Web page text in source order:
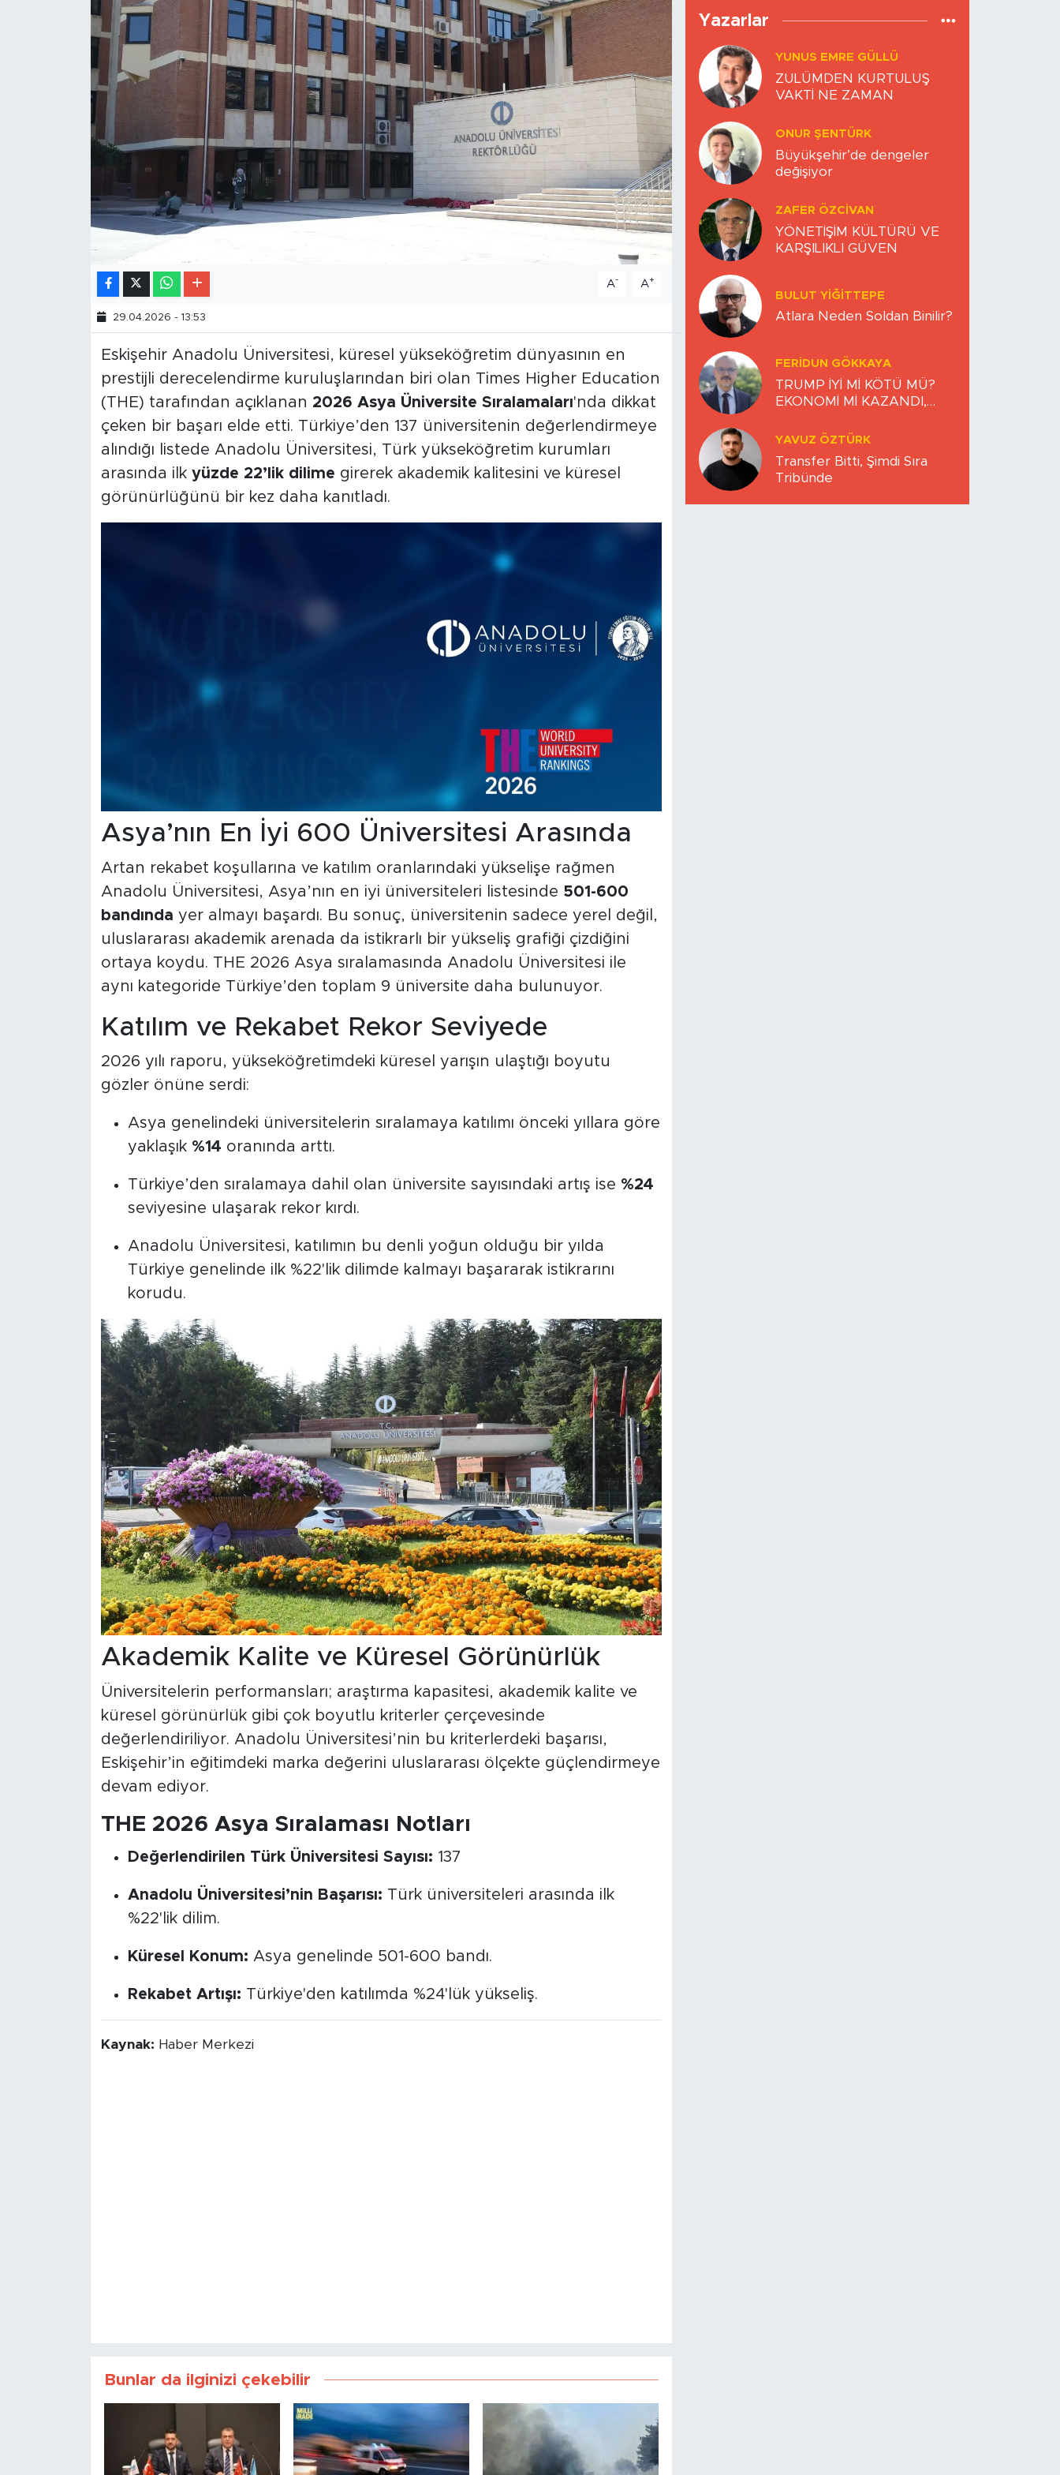
A- A+
29.04.2026 - 13:53
Eskişehir Anadolu Üniversitesi, küresel yükseköğretim dünyasının en
prestijli derecelendirme kuruluşlarından biri olan Times Higher Education
(THE) tarafından açıklanan 2026 Asya Üniversite Sıralamaları'nda dikkat
çeken bir başarı elde etti. Türkiye’den 137 üniversitenin değerlendirmeye
alındığı listede Anadolu Üniversitesi, Türk yükseköğretim kurumları
arasında ilk yüzde 22’lik dilime girerek akademik kalitesini ve küresel
görünürlüğünü bir kez daha kanıtladı.
Asya’nın En İyi 600 Üniversitesi Arasında
Artan rekabet koşullarına ve katılım oranlarındaki yükselişe rağmen
Anadolu Üniversitesi, Asya’nın en iyi üniversiteleri listesinde 501-600
bandında yer almayı başardı. Bu sonuç, üniversitenin sadece yerel değil,
uluslararası akademik arenada da istikrarlı bir yükseliş grafiği çizdiğini
ortaya koydu. THE 2026 Asya sıralamasında Anadolu Üniversitesi ile
aynı kategoride Türkiye’den toplam 9 üniversite daha bulunuyor.
Katılım ve Rekabet Rekor Seviyede
2026 yılı raporu, yükseköğretimdeki küresel yarışın ulaştığı boyutu
gözler önüne serdi:
Asya genelindeki üniversitelerin sıralamaya katılımı önceki yıllara göre
yaklaşık %14 oranında arttı.
Türkiye’den sıralamaya dahil olan üniversite sayısındaki artış ise %24
seviyesine ulaşarak rekor kırdı.
Anadolu Üniversitesi, katılımın bu denli yoğun olduğu bir yılda
Türkiye genelinde ilk %22'lik dilimde kalmayı başararak istikrarını
korudu.
Akademik Kalite ve Küresel Görünürlük
Üniversitelerin performansları; araştırma kapasitesi, akademik kalite ve
küresel görünürlük gibi çok boyutlu kriterler çerçevesinde
değerlendiriliyor. Anadolu Üniversitesi’nin bu kriterlerdeki başarısı,
Eskişehir’in eğitimdeki marka değerini uluslararası ölçekte güçlendirmeye
devam ediyor.
THE 2026 Asya Sıralaması Notları
Değerlendirilen Türk Üniversitesi Sayısı: 137
Anadolu Üniversitesi’nin Başarısı: Türk üniversiteleri arasında ilk
%22'lik dilim.
Küresel Konum: Asya genelinde 501-600 bandı.
Rekabet Artışı: Türkiye'den katılımda %24'lük yükseliş.
Kaynak: Haber Merkezi
Bunlar da ilginizi çekebilir
Yazarlar
YUNUS EMRE GÜLLÜ
ZULÜMDEN KURTULUŞ
VAKTİ NE ZAMAN
ONUR ŞENTÜRK
Büyükşehir’de dengeler
değişiyor
ZAFER ÖZCIVAN
YÖNETİŞİM KÜLTÜRÜ VE
KARŞILIKLI GÜVEN
BULUT YİĞİTTEPE
Atlara Neden Soldan Binilir?
FERIDUN GÖKKAYA
TRUMP İYİ Mİ KÖTÜ MÜ?
EKONOMİ Mİ KAZANDI,
YAVUZ ÖZTÜRK
Transfer Bitti, Şimdi Sıra
Tribünde